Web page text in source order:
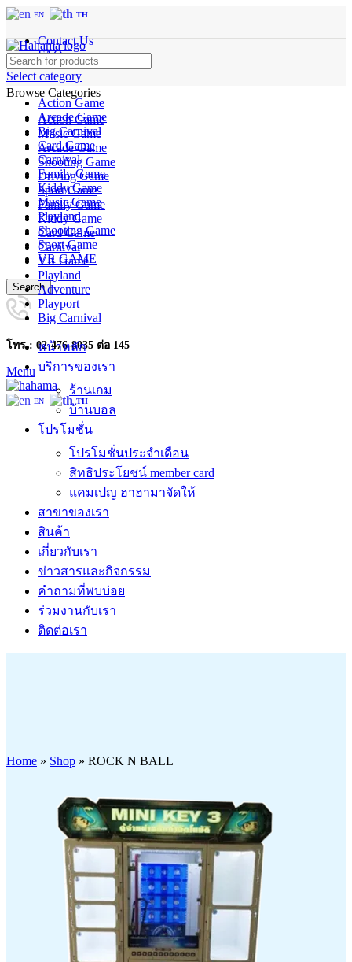
EN TH
Contact Us
FAQs
Select category
Action Game
Arcade Game
Big Carnival
Card Game
Carnival
Family Game
Kiddy Game
Music Game
Playland
Shooting Game
Sport Game
VR GAME
Search
โทร : 02-476-8035 ต่อ 145
Menu
EN TH
Browse Categories
Action Game
Music Game
Arcade Game
Shooting Game
Driving Game
Sport Game
Family Game
Kiddy Game
Card Game
Carnival
VR Game
Playland
Adventure
Playport
Big Carnival
หน้าหลัก
บริการของเรา
ร้านเกม
บ้านบอล
โปรโมชั่น
โปรโมชั่นประจำเดือน
สิทธิประโยชน์ member card
แคมเปญ ฮาฮามาจัดให้
สาขาของเรา
สินค้า
เกี่ยวกับเรา
ข่าวสารและกิจกรรม
คำถามที่พบบ่อย
ร่วมงานกับเรา
ติดต่อเรา
Home » Shop » ROCK N BALL